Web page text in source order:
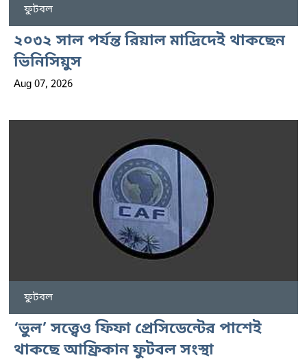
ফুটবল
২০৩২ সাল পর্যন্ত রিয়াল মাদ্রিদেই থাকছেন
ভিনিসিয়ুস
Aug 07, 2026
ফুটবল
‘ভুল’ সত্ত্বেও ফিফা প্রেসিডেন্টের পাশেই
থাকছে আফ্রিকান ফুটবল সংস্থা